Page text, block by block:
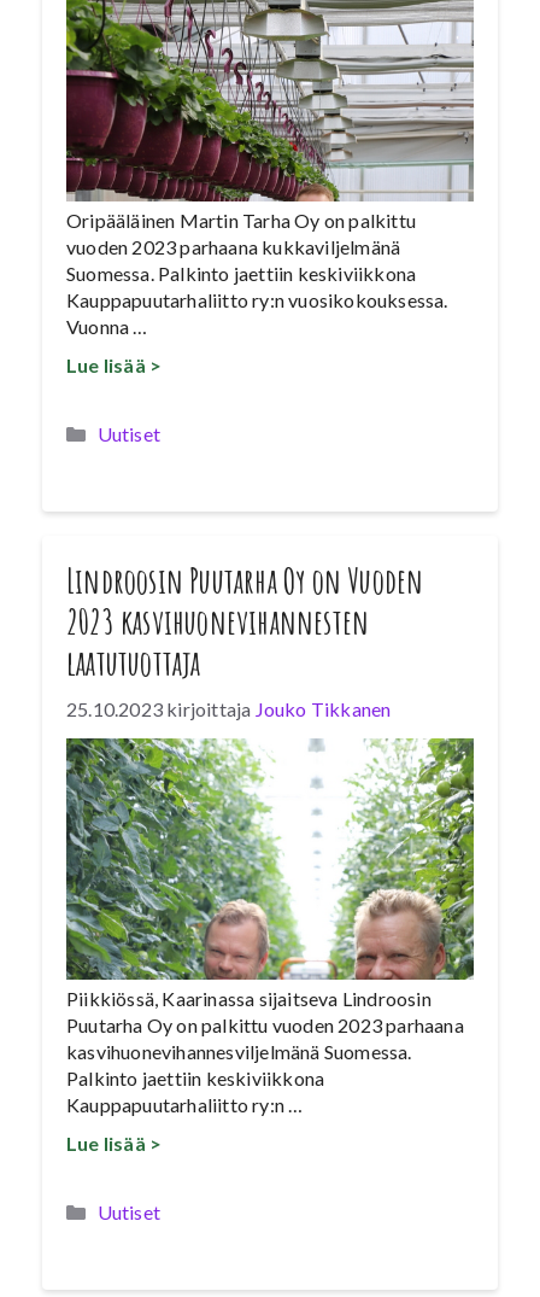
Oripääläinen Martin Tarha Oy on palkittu
vuoden 2023 parhaana kukkaviljelmänä
Suomessa. Palkinto jaettiin keskiviikkona
Kauppapuutarhaliitto ry:n vuosikokouksessa.
Vuonna …
Lue lisää >
Kategoriat
Uutiset
Lindroosin Puutarha Oy on Vuoden
2023 kasvihuonevihannesten
laatutuottaja
25.10.2023 kirjoittaja Jouko Tikkanen
Piikkiössä, Kaarinassa sijaitseva Lindroosin
Puutarha Oy on palkittu vuoden 2023 parhaana
kasvihuonevihannesviljelmänä Suomessa.
Palkinto jaettiin keskiviikkona
Kauppapuutarhaliitto ry:n …
Lue lisää >
Kategoriat
Uutiset